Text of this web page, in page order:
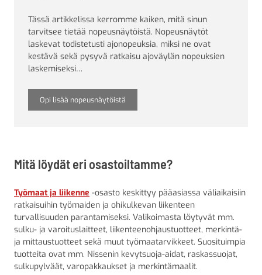
Tässä artikkelissa kerromme kaiken, mitä sinun
tarvitsee tietää nopeusnäytöistä. Nopeusnäytöt
laskevat todistetusti ajonopeuksia, miksi ne ovat
kestävä sekä pysyvä ratkaisu ajoväylän nopeuksien
laskemiseksi…
Opi lisää nopeusnäytöistä
Mitä löydät eri osastoiltamme?
Työmaat ja liikenne -osasto keskittyy pääasiassa väliaikaisiin
ratkaisuihin työmaiden ja ohikulkevan liikenteen
turvallisuuden parantamiseksi. Valikoimasta löytyvät mm.
sulku- ja varoituslaitteet, liikenteenohjaustuotteet, merkintä-
ja mittaustuotteet sekä muut työmaatarvikkeet. Suosituimpia
tuotteita ovat mm. Nissenin kevytsuoja-aidat, raskassuojat,
sulkupylväät, varopakkaukset ja merkintämaalit.